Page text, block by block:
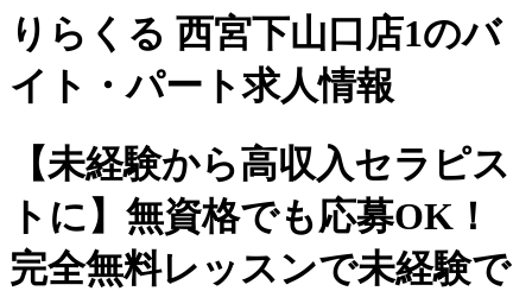
りらくる 西宮下山口店1のバ
イト・パート求人情報
【未経験から高収入セラピス
トに】無資格でも応募OK！
完全無料レッスンで未経験で